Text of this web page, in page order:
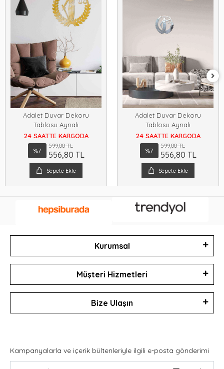
Adalet Duvar Dekoru
Tablosu Aynalı
24 SAATTE KARGODA
%7
599,00 TL
556,80 TL
Sepete Ekle
Adalet Duvar Dekoru
Tablosu Aynalı
24 SAATTE KARGODA
%7
599,00 TL
556,80 TL
Sepete Ekle
Kurumsal
Müşteri Hizmetleri
Bize Ulaşın
Kampanyalarla ve içerik bültenleriyle ilgili e-posta gönderimi